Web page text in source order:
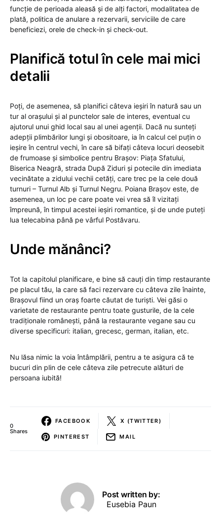
funcție de perioada aleasă și de alți factori, modalitatea de
plată, politica de anulare a rezervarii, serviciile de care
beneficiezi, orele de check-in și check-out.
Planifică totul în cele mai mici
detalii
Poți, de asemenea, să planifici câteva ieșiri în natură sau un
tur al orașului și al punctelor sale de interes, eventual cu
ajutorul unui ghid local sau al unei agenții. Dacă nu sunteți
adepții plimbărilor lungi și obositoare, ia în calcul cel puțin o
ieșire în centrul vechi, în care să bifați câteva locuri deosebit
de frumoase și simbolice pentru Brașov: Piața Sfatului,
Biserica Neagră, strada După Ziduri și potecile din imediata
vecinătate a zidului vechii cetăți, care trec pe la cele două
turnuri – Turnul Alb și Turnul Negru. Poiana Brașov este, de
asemenea, un loc pe care poate vei vrea să îl vizitați
împreună, în timpul acestei ieșiri romantice, și de unde puteți
lua telecabina până pe vârful Postăvaru.
Unde mănânci?
Tot la capitolul planificare, e bine să cauți din timp restaurante
pe placul tău, la care să faci rezervare cu câteva zile înainte,
Brașovul fiind un oraș foarte căutat de turiști. Vei găsi o
varietate de restaurante pentru toate gusturile, de la cele
tradiționale românești, până la restaurante vegane sau cu
diverse specificuri: italian, grecesc, german, italian, etc.
Nu lăsa nimic la voia întâmplării, pentru a te asigura că te
bucuri din plin de cele câteva zile petrecute alături de
persoana iubită!
0
Shares
FACEBOOK X (TWITTER)
PINTEREST MAIL
Post written by:
Eusebia Paun